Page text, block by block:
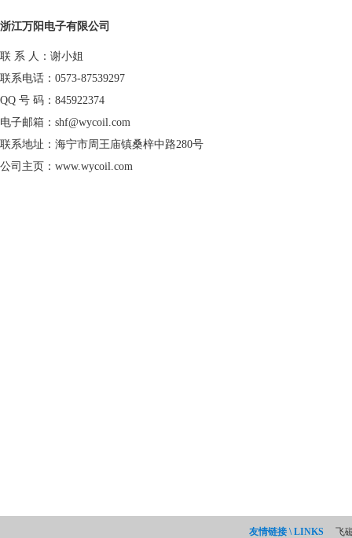
浙江万阳电子有限公司
联 系 人：谢小姐
联系电话：0573-87539297
QQ 号 码：845922374
电子邮箱： shf@wycoil.com
联系地址：海宁市周王庙镇桑梓中路280号
公司主页： www.wycoil.com
友情链接 \ LINKS 飞